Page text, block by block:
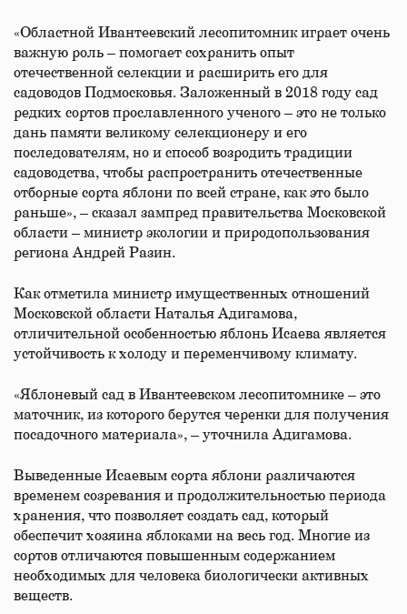
«Областной Ивантеевский лесопитомник играет очень
важную роль – помогает сохранить опыт
отечественной селекции и расширить его для
садоводов Подмосковья. Заложенный в 2018 году сад
редких сортов прославленного ученого – это не только
дань памяти великому селекционеру и его
последователям, но и способ возродить традиции
садоводства, чтобы распространить отечественные
отборные сорта яблони по всей стране, как это было
раньше», – сказал зампред правительства Московской
области – министр экологии и природопользования
региона Андрей Разин.
Как отметила министр имущественных отношений
Московской области Наталья Адигамова,
отличительной особенностью яблонь Исаева является
устойчивость к холоду и переменчивому климату.
«Яблоневый сад в Ивантеевском лесопитомнике – это
маточник, из которого берутся черенки для получения
посадочного материала», – уточнила Адигамова.
Выведенные Исаевым сорта яблони различаются
временем созревания и продолжительностью периода
хранения, что позволяет создать сад, который
обеспечит хозяина яблоками на весь год. Многие из
сортов отличаются повышенным содержанием
необходимых для человека биологически активных
веществ.